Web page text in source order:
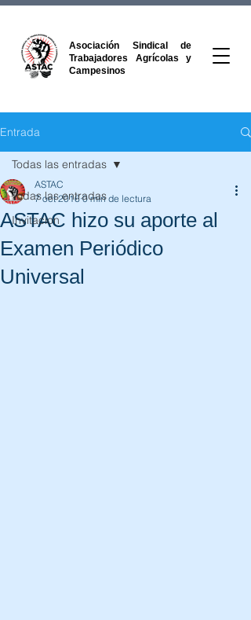
Asociación Sindical de
Trabajadores Agrícolas y
Campesinos
Entrada
Todas las entradas
Invitacion
Todas las entradas
ASTAC hizo su aporte al
Examen Periódico
Universal
ASTAC
7 oct 2016 0 min de lectura